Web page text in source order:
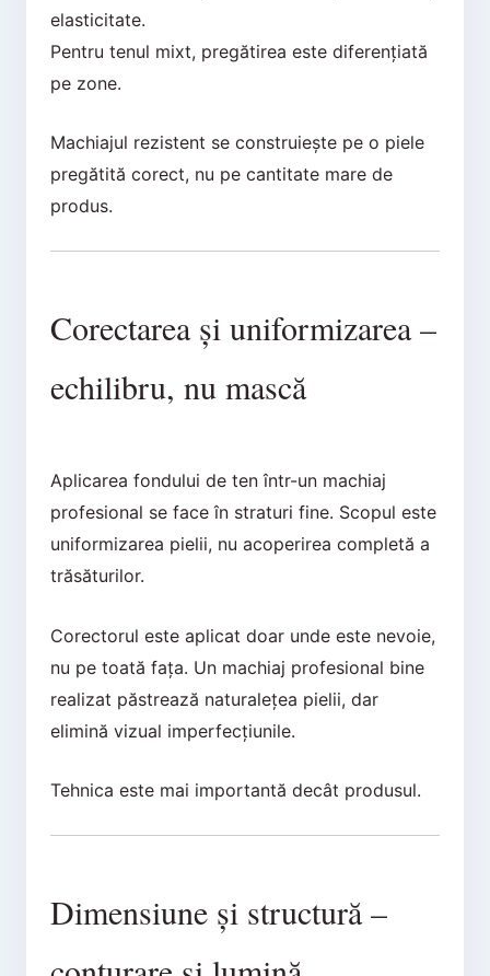
elasticitate.
Pentru tenul mixt, pregătirea este diferențiată
pe zone.
Machiajul rezistent se construiește pe o piele
pregătită corect, nu pe cantitate mare de
produs.
Corectarea și uniformizarea –
echilibru, nu mască
Aplicarea fondului de ten într-un machiaj
profesional se face în straturi fine. Scopul este
uniformizarea pielii, nu acoperirea completă a
trăsăturilor.
Corectorul este aplicat doar unde este nevoie,
nu pe toată fața. Un machiaj profesional bine
realizat păstrează naturalețea pielii, dar
elimină vizual imperfecțiunile.
Tehnica este mai importantă decât produsul.
Dimensiune și structură –